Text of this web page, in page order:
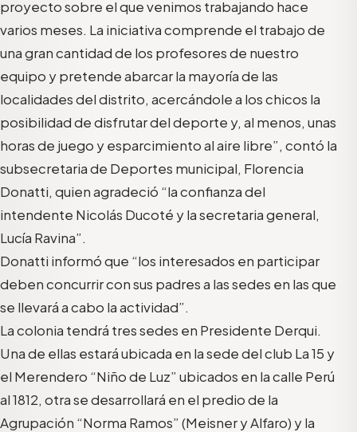
proyecto sobre el que venimos trabajando hace
varios meses. La iniciativa comprende el trabajo de
una gran cantidad de los profesores de nuestro
equipo y pretende abarcar la mayoría de las
localidades del distrito, acercándole a los chicos la
posibilidad de disfrutar del deporte y, al menos, unas
horas de juego y esparcimiento al aire libre”, contó la
subsecretaria de Deportes municipal, Florencia
Donatti, quien agradeció “la confianza del
intendente Nicolás Ducoté y la secretaria general,
Lucía Ravina”.
Donatti informó que “los interesados en participar
deben concurrir con sus padres a las sedes en las que
se llevará a cabo la actividad”.
La colonia tendrá tres sedes en Presidente Derqui.
Una de ellas estará ubicada en la sede del club La 15 y
el Merendero “Niño de Luz” ubicados en la calle Perú
al 1812, otra se desarrollará en el predio de la
Agrupación “Norma Ramos” (Meisner y Alfaro) y la